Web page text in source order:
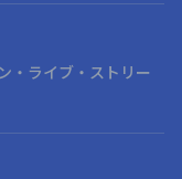
・ライブ・ストリー